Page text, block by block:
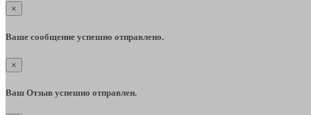
×
Ваше сообщение успешно отправлено.
×
Ваш Отзыв успешно отправлен.